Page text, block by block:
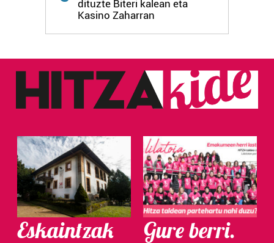
dituzte Biteri kalean eta
Kasino Zaharran
Eskaintzak Gure berri.